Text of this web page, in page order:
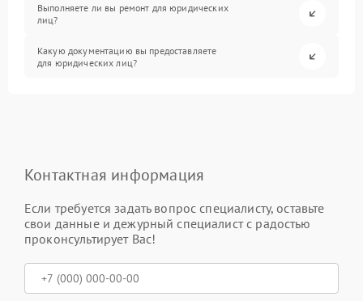
Выполняете ли вы ремонт для юридических
лиц?
Какую документацию вы предоставляете
для юридических лиц?
Контактная информация
Если требуется задать вопрос специалисту, оставьте
свои данные и дежурный специалист с радостью
проконсультирует Вас!